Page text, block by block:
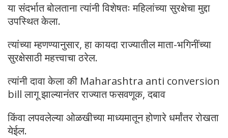
या संदर्भात बोलताना त्यांनी विशेषतः महिलांच्या सुरक्षेचा मुद्दा
उपस्थित केला.
त्यांच्या म्हणण्यानुसार, हा कायदा राज्यातील माता-भगिनींच्या
सुरक्षेसाठी महत्त्वाचा ठरेल.
त्यांनी दावा केला की Maharashtra anti conversion
bill लागू झाल्यानंतर राज्यात फसवणूक, दबाव
किंवा लपवलेल्या ओळखीच्या माध्यमातून होणारे धर्मांतर रोखता
येईल.